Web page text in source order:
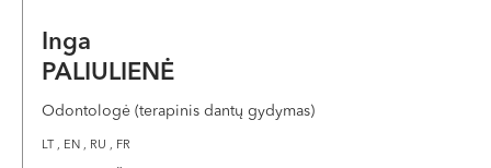
VI 09:00 - 15:00
VII --
J. Basanavičiaus g. 80
Inga
PALIULIENĖ
Odontologė (terapinis dantų gydymas)
LT , EN , RU , FR